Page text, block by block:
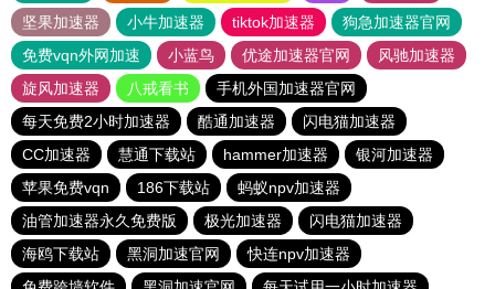
坚果加速器
小牛加速器 tiktok加速器
狗急加速器官网
免费vqn外网加速
小蓝鸟 优途加速器官网
风驰加速器
旋风加速器
八戒看书
手机外国加速器官网
每天免费2小时加速器
酷通加速器
闪电猫加速器
CC加速器
慧通下载站 hammer加速器
银河加速器
苹果免费vqn
186下载站
蚂蚁npv加速器
油管加速器永久免费版
极光加速器
闪电猫加速器
海鸥下载站
黑洞加速官网
快连npv加速器